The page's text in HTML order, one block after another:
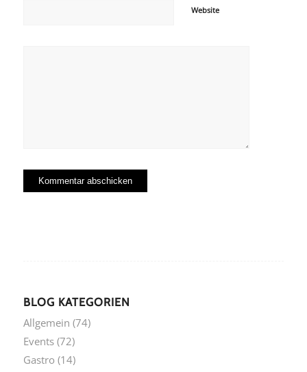
Website
BLOG KATEGORIEN
Allgemein (74)
Events(72)
Gastro (14)